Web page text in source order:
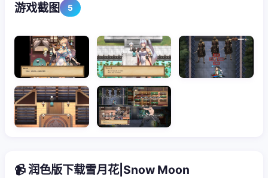
游戏截图 5
📹 润色版下载雪月花|Snow Moon